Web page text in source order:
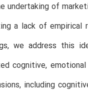
undertaking of
a lack of
we address this
cognitive,
including